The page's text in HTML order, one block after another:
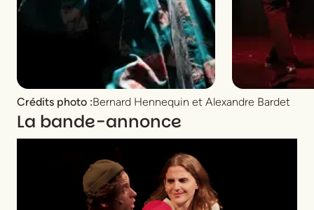
Crédits photo :Bernard Hennequin et Alexandre Bardet
La bande-annonce